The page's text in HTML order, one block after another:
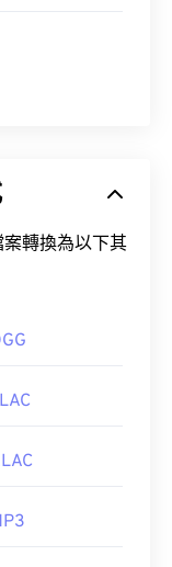
轉換為以下其